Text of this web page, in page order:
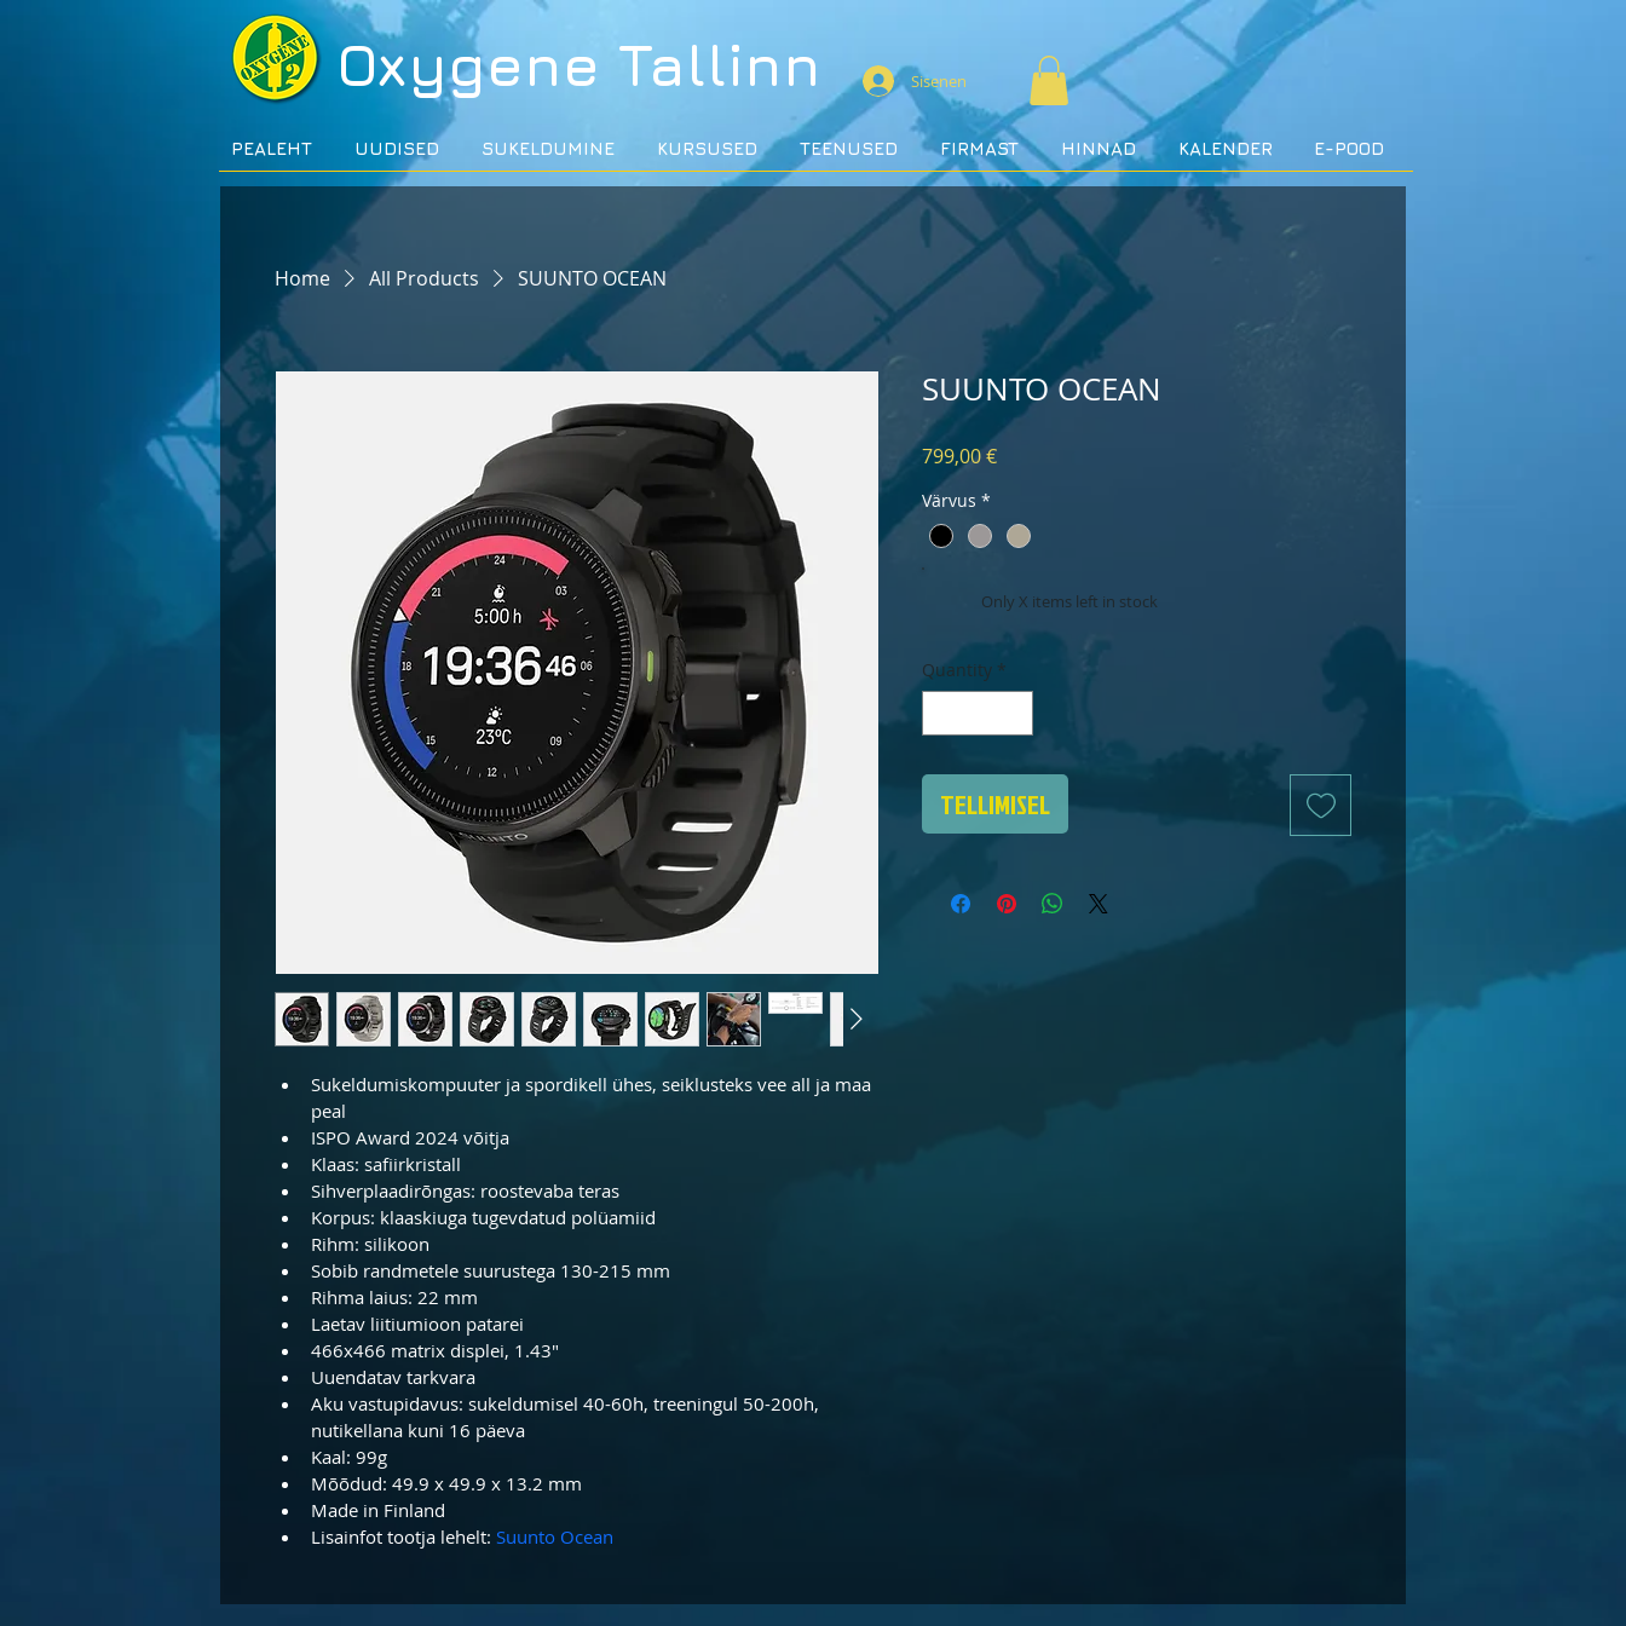
Oxygene Tallinn Sisenen
PEALEHT UUDISED SUKELDUMINE KURSUSED TEENUSED FIRMAST HINNAD KALENDER E-POOD
Home All Products SUUNTO OCEAN
Sukeldumiskompuuter ja spordikell ühes, seiklusteks vee all ja maa
peal
ISPO Award 2024 võitja
Klaas: safiirkristall
Sihverplaadirõngas: roostevaba teras
Korpus: klaaskiuga tugevdatud polüamiid
Rihm: silikoon
Sobib randmetele suurustega 130-215 mm
Rihma laius: 22 mm
Laetav liitiumioon patarei
466x466 matrix displei, 1.43"
Uuendatav tarkvara
Aku vastupidavus: sukeldumisel 40-60h, treeningul 50-200h,
nutikellana kuni 16 päeva
Kaal: 99g
Mõõdud: 49.9 x 49.9 x 13.2 mm
Made in Finland
Lisainfot tootja lehelt: Suunto Ocean
SUUNTO OCEAN
799,00 €Price
Värvus *
Only X items left in stock
Quantity *
TELLIMISEL